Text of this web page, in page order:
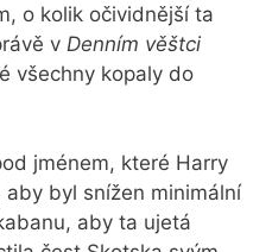
o kolik očividnější ta
v Denním věštci
všechny kopaly do
jménem, které Harry
byl snížen minimální
aby ta ujetá